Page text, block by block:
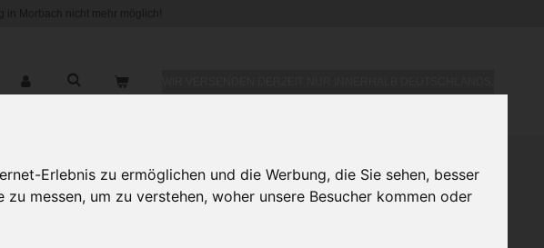
Erlebnis zu ermöglichen und die Werbung, die Sie sehen, besser
messen, um zu verstehen, woher unsere Besucher kommen oder
Rohlinge / Taschengriffe genäht